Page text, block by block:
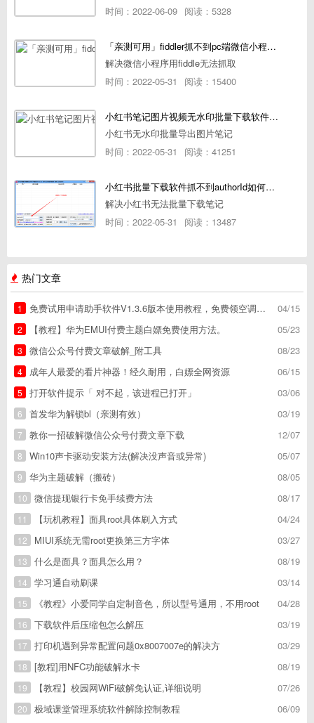
时间：2022-06-09 阅读：5328
「亲测可用」fiddler抓不到pc端微信小程序包解决方案
解决微信小程序用fiddle无法抓取
时间：2022-05-31
阅读：15400
小红书笔记图片视频无水印批量下载软件使用教程
小红书无水印批量导出图片笔记
时间：2022-05-31
阅读：41251
小红书批量下载软件抓不到authorId如何解决
解决小红书无法批量下载笔记
时间：2022-05-31
阅读：13487
热门文章
04/15
1
免费试用申请助手软件V1.3.6版本使用教程，免费领空调冰箱，附下载地址
05/23
2
【教程】华为EMUI付费主题白嫖免费使用方法。
08/23
3
微信公众号付费文章破解_附工具
06/15
4
成年人最爱的看片神器！经久耐用，白嫖全网资源
03/06
5
打开软件提示「 对不起，该进程已打开」
03/19
6
首发华为解锁bl（亲测有效）
12/07
7
教你一招破解微信公众号付费文章下载
05/07
8
Win10声卡驱动安装方法(解决没声音或异常)
08/05
9
华为主题破解（搬砖）
08/17
10
微信提现银行卡免手续费方法
04/24
11
【玩机教程】面具root具体刷入方式
03/27
12
MIUI系统无需root更换第三方字体
08/19
13
什么是面具？面具怎么用？
03/14
14
学习通自动刷课
04/28
15
《教程》小爱同学自定制音色，所以型号通用，不用root
03/19
16
下载软件后压缩包怎么解压
03/29
17
打印机遇到异常配置问题0x8007007e的解决方
08/19
18
[教程]用NFC功能破解水卡
07/26
19
【教程】校园网WiFi破解免认证,详细说明
06/09
20 极域课堂管理系统软件解除控制教程